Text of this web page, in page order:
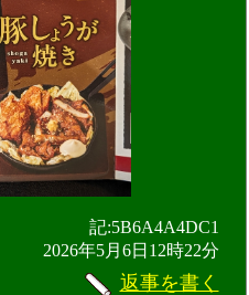
記:5B6A4A4DC1
2026年5月6日12時22分
返事を書く